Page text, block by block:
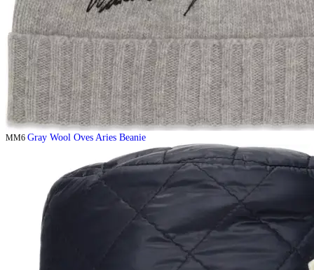
MM6 Gray Wool Oves Aries Beanie